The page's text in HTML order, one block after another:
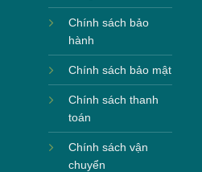
Chính sách bảo
hành
Chính sách bảo mật
Chính sách thanh
toán
Chính sách vận
chuyển